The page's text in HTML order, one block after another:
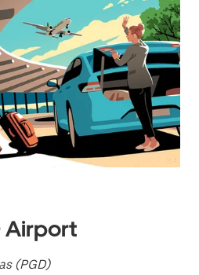
Airport
(PGD)